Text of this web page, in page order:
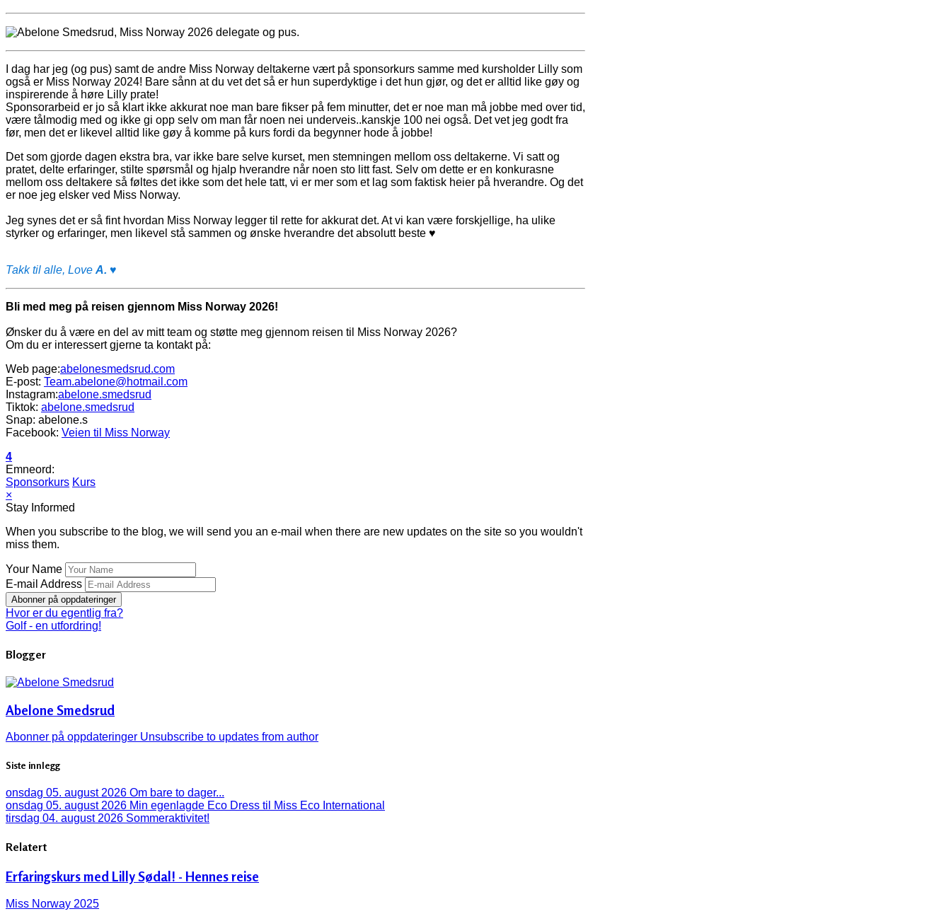
I dag har jeg (og pus) samt de andre Miss Norway deltakerne vært på sponsorkurs samme med kursholder Lilly som
også er Miss Norway 2024! Bare sånn at du vet det så er hun superdyktige i det hun gjør, og det er alltid like gøy og
inspirerende å høre Lilly prate!
Sponsorarbeid er jo så klart ikke akkurat noe man bare fikser på fem minutter, det er noe man må jobbe med over tid,
være tålmodig med og ikke gi opp selv om man får noen nei underveis..kanskje 100 nei også. Det vet jeg godt fra
før, men det er likevel alltid like gøy å komme på kurs fordi da begynner hode å jobbe!
Det som gjorde dagen ekstra bra, var ikke bare selve kurset, men stemningen mellom oss deltakerne. Vi satt og
pratet, delte erfaringer, stilte spørsmål og hjalp hverandre når noen sto litt fast. Selv om dette er en konkurasne
mellom oss deltakere så føltes det ikke som det hele tatt, vi er mer som et lag som faktisk heier på hverandre. Og det
er noe jeg elsker ved Miss Norway.
Jeg synes det er så fint hvordan Miss Norway legger til rette for akkurat det. At vi kan være forskjellige, ha ulike
styrker og erfaringer, men likevel stå sammen og ønske hverandre det absolutt beste ♥
Takk til alle, Love A. ♥
Bli med meg på reisen gjennom Miss Norway 2026!
Ønsker du å være en del av mitt team og støtte meg gjennom reisen til Miss Norway 2026?
Om du er interessert gjerne ta kontakt på:
Web page:abelonesmedsrud.com
E-post: Team.abelone@hotmail.com
Instagram:abelone.smedsrud
Tiktok: abelone.smedsrud
Snap: abelone.s
Facebook: Veien til Miss Norway
4
Emneord:
Sponsorkurs Kurs
×
Stay Informed
When you subscribe to the blog, we will send you an e-mail when there are new updates on the site so you wouldn't
miss them.
Your Name
E-mail Address
Abonner på oppdateringer
Hvor er du egentlig fra?
Golf - en utfordring!
Blogger
Abelone Smedsrud
Abonner på oppdateringer Unsubscribe to updates from author
Siste innlegg
onsdag 05. august 2026 Om bare to dager...
onsdag 05. august 2026 Min egenlagde Eco Dress til Miss Eco International
tirsdag 04. august 2026 Sommeraktivitet!
Relatert
Erfaringskurs med Lilly Sødal! - Hennes reise
Miss Norway 2025